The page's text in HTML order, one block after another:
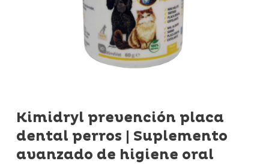
Kimidryl prevención placa
dental perros | Suplemento
avanzado de higiene oral